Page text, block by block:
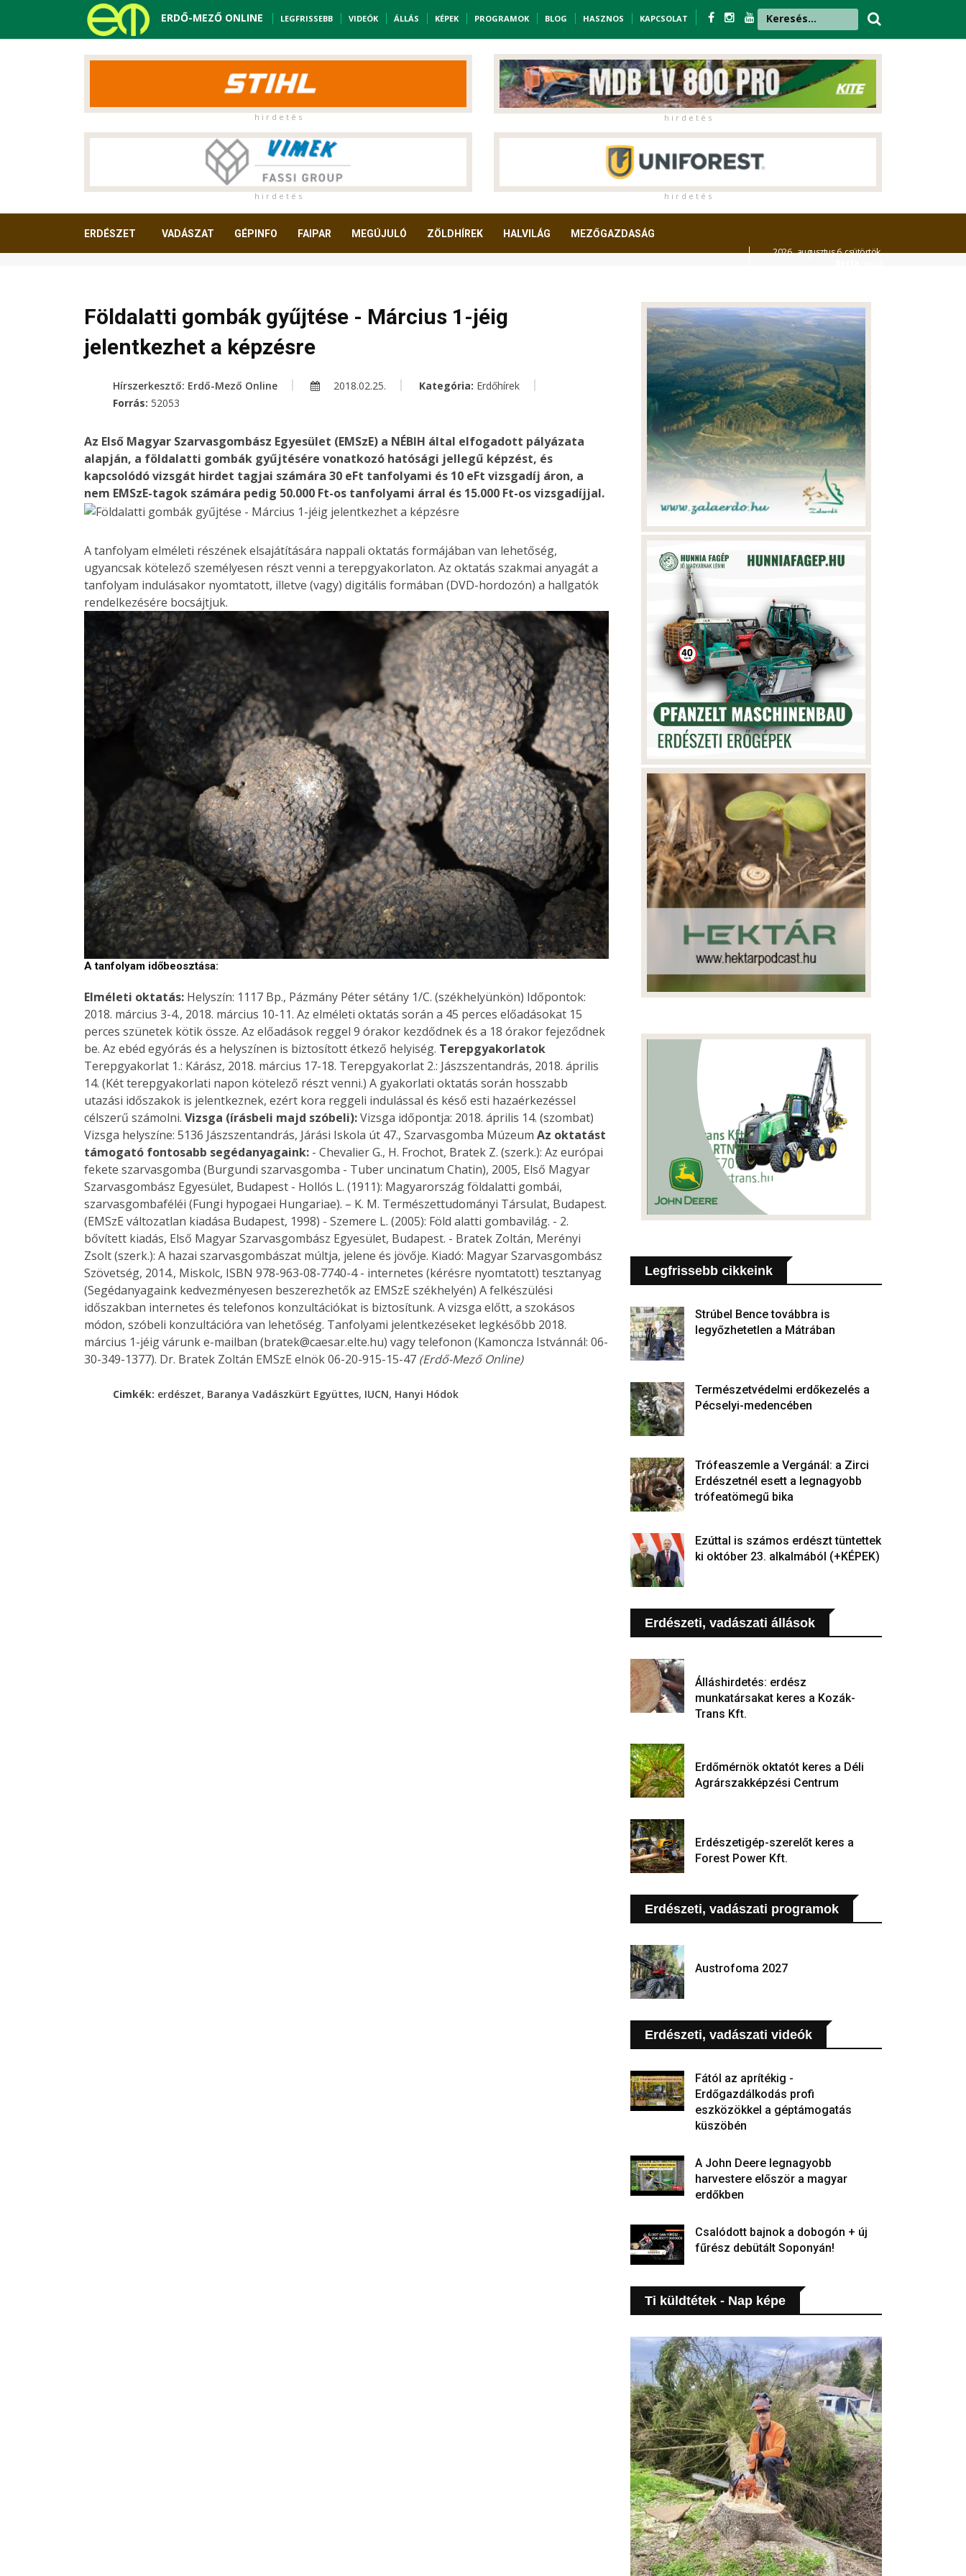
ERDŐ-MEZŐ ONLINE LEGFRISSEBB VIDEÓK ÁLLÁS KÉPEK PROGRAMOK BLOG HASZNOS KAPCSOLAT
h i r d e t é s h i r d e t é s
h i r d e t é s h i r d e t é s
ERDÉSZET VADÁSZAT GÉPINFO FAIPAR MEGÚJULÓ ZÖLDHÍREK HALVILÁG MEZŐGAZDASÁG
2026. augusztus 6. csütörtök,
Földalatti gombák gyűjtése - Március 1-jéig
jelentkezhet a képzésre
Hírszerkesztő: Erdő-Mező Online 2018.02.25. Kategória: Erdőhírek
Forrás: 52053
Az Első Magyar Szarvasgombász Egyesület (EMSzE) a NÉBIH által elfogadott pályázata
alapján, a földalatti gombák gyűjtésére vonatkozó hatósági jellegű képzést, és
kapcsolódó vizsgát hirdet tagjai számára 30 eFt tanfolyami és 10 eFt vizsgadíj áron, a
nem EMSzE-tagok számára pedig 50.000 Ft-os tanfolyami árral és 15.000 Ft-os vizsgadíjjal.
A tanfolyam elméleti részének elsajátítására nappali oktatás formájában van lehetőség,
ugyancsak kötelező személyesen részt venni a terepgyakorlaton. Az oktatás szakmai anyagát a
tanfolyam indulásakor nyomtatott, illetve (vagy) digitális formában (DVD-hordozón) a hallgatók
rendelkezésére bocsájtjuk.
A tanfolyam időbeosztása:
Elméleti oktatás: Helyszín: 1117 Bp., Pázmány Péter sétány 1/C. (székhelyünkön) Időpontok:
2018. március 3-4., 2018. március 10-11. Az elméleti oktatás során a 45 perces előadásokat 15
perces szünetek kötik össze. Az előadások reggel 9 órakor kezdődnek és a 18 órakor fejeződnek
be. Az ebéd egyórás és a helyszínen is biztosított étkező helyiség. Terepgyakorlatok
Terepgyakorlat 1.: Kárász, 2018. március 17-18. Terepgyakorlat 2.: Jászszentandrás, 2018. április
14. (Két terepgyakorlati napon kötelező részt venni.) A gyakorlati oktatás során hosszabb
utazási időszakok is jelentkeznek, ezért kora reggeli indulással és késő esti hazaérkezéssel
célszerű számolni. Vizsga (írásbeli majd szóbeli):Vizsga időpontja: 2018. április 14. (szombat)
Vizsga helyszíne: 5136 Jászszentandrás, Járási Iskola út 47., Szarvasgomba Múzeum Az oktatást
támogató fontosabb segédanyagaink: - Chevalier G., H. Frochot, Bratek Z. (szerk.): Az európai
fekete szarvasgomba (Burgundi szarvasgomba - Tuber uncinatum Chatin), 2005, Első Magyar
Szarvasgombász Egyesület, Budapest - Hollós L. (1911): Magyarország földalatti gombái,
szarvasgombaféléi (Fungi hypogaei Hungariae). – K. M. Természettudományi Társulat, Budapest.
(EMSzE változatlan kiadása Budapest, 1998) - Szemere L. (2005): Föld alatti gombavilág. - 2.
bővített kiadás, Első Magyar Szarvasgombász Egyesület, Budapest. - Bratek Zoltán, Merényi
Zsolt (szerk.): A hazai szarvasgombászat múltja, jelene és jövője. Kiadó: Magyar Szarvasgombász
Szövetség, 2014., Miskolc, ISBN 978-963-08-7740-4 - internetes (kérésre nyomtatott) tesztanyag
(Segédanyagaink kedvezményesen beszerezhetők az EMSzE székhelyén) A felkészülési
időszakban internetes és telefonos konzultációkat is biztosítunk. A vizsga előtt, a szokásos
módon, szóbeli konzultációra van lehetőség. Tanfolyami jelentkezéseket legkésőbb 2018.
március 1-jéig várunk e-mailban (bratek@caesar.elte.hu) vagy telefonon (Kamoncza Istvánnál: 06-
30-349-1377). Dr. Bratek Zoltán EMSzE elnök 06-20-915-15-47 (Erdő-Mező Online)
Cimkék: erdészet, Baranya Vadászkürt Együttes, IUCN, Hanyi Hódok
Legfrissebb cikkeink
Strúbel Bence továbbra is
legyőzhetetlen a Mátrában
Természetvédelmi erdőkezelés a
Pécselyi-medencében
Trófeaszemle a Vergánál: a Zirci
Erdészetnél esett a legnagyobb
trófeatömegű bika
Ezúttal is számos erdészt tüntettek
ki október 23. alkalmából (+KÉPEK)
Erdészeti, vadászati állások
Álláshirdetés: erdész
munkatársakat keres a Kozák-
Trans Kft.
Erdőmérnök oktatót keres a Déli
Agrárszakképzési Centrum
Erdészetigép-szerelőt keres a
Forest Power Kft.
Erdészeti, vadászati programok
Austrofoma 2027
Erdészeti, vadászati videók
Fától az aprítékig -
Erdőgazdálkodás profi
eszközökkel a géptámogatás
küszöbén
A John Deere legnagyobb
harvestere először a magyar
erdőkben
Csalódott bajnok a dobogón + új
fűrész debütált Soponyán!
Ti küldtétek - Nap képe